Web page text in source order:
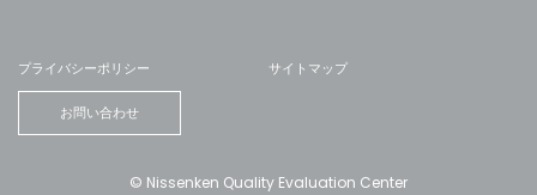
プライバシーポリシー サイトマップ
お問い合わせ
© Nissenken Quality Evaluation Center